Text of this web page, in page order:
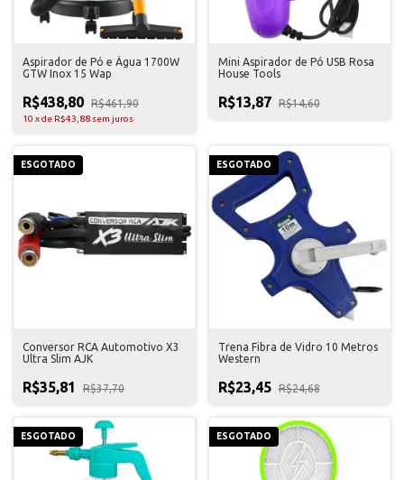
Aspirador de Pó e Água 1700W
GTW Inox 15 Wap
R$438,80 R$461,90
10 xde R$43,88 sem juros
Mini Aspirador de Pó USB Rosa
House Tools
R$13,87 R$14,60
ESGOTADO
Conversor RCA Automotivo X3
Ultra Slim AJK
R$35,81 R$37,70
ESGOTADO
Trena Fibra de Vidro 10 Metros
Western
R$23,45 R$24,68
ESGOTADO ESGOTADO